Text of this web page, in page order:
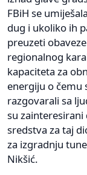
FBiH se
dug i ukoliko ih
preuzeti
regionalnog
kapaciteta za
energiju o čemu
razgovarali sa
su
sredstva za taj
za izgradnju
Nikšić.